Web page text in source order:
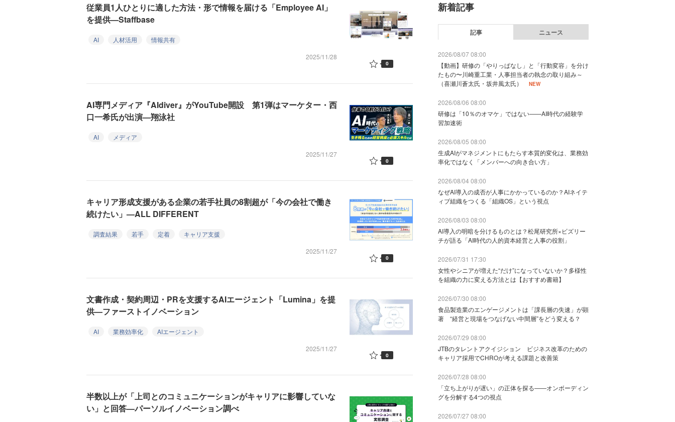
従業員1人ひとりに適した方法・形で情報を届ける「Employee AI」
を提供—Staffbase
AI 人材活用
情報共有
2025/11/28
0
AI専門メディア『AIdiver』がYouTube開設 第1弾はマーケター・西
口一希氏が出演—翔泳社
AI
メディア
2025/11/27
0
キャリア形成支援がある企業の若手社員の8割超が「今の会社で働き
続けたい」—ALL DIFFERENT
調査結果 若手 定着
キャリア支援
2025/11/27
0
文書作成・契約周辺・PRを支援するAIエージェント「Lumina」を提
供—ファーストイノベーション
AI 業務効率化
AIエージェント
2025/11/27
0
半数以上が「上司とのコミュニケーションがキャリアに影響していな
い」と回答—パーソルイノベーション調べ
新着記事
記事 ニュース
2026/08/07 08:00
【動画】研修の「やりっぱなし」と「行動変容」を分け
たもの〜川崎重工業・人事担当者の執念の取り組み～
（喜瀬川蒼太氏・坂井風太氏）
NEW
2026/08/06 08:00
研修は「10％のオマケ」ではない——AI時代の経験学
習加速術
2026/08/05 08:00
生成AIがマネジメントにもたらす本質的変化は、業務効
率化ではなく「メンバーへの向き合い方」
2026/08/04 08:00
なぜAI導入の成否が人事にかかっているのか？AIネイテ
ィブ組織をつくる「組織OS」という視点
2026/08/03 08:00
AI導入の明暗を分けるものとは？松尾研究所×ビズリー
チが語る「AI時代の人的資本経営と人事の役割」
2026/07/31 17:30
女性やシニアが増えた“だけ”になっていないか？多様性
を組織の力に変える方法とは【おすすめ書籍】
2026/07/30 08:00
食品製造業のエンゲージメントは「課長層の失速」が顕
著 “経営と現場をつなげない中間層”をどう変える？
2026/07/29 08:00
JTBのタレントアクイジション ビジネス改革のための
キャリア採用でCHROが考える課題と改善策
2026/07/28 08:00
「立ち上がりが遅い」の正体を探る——オンボーディン
グを分解する4つの視点
2026/07/27 08:00